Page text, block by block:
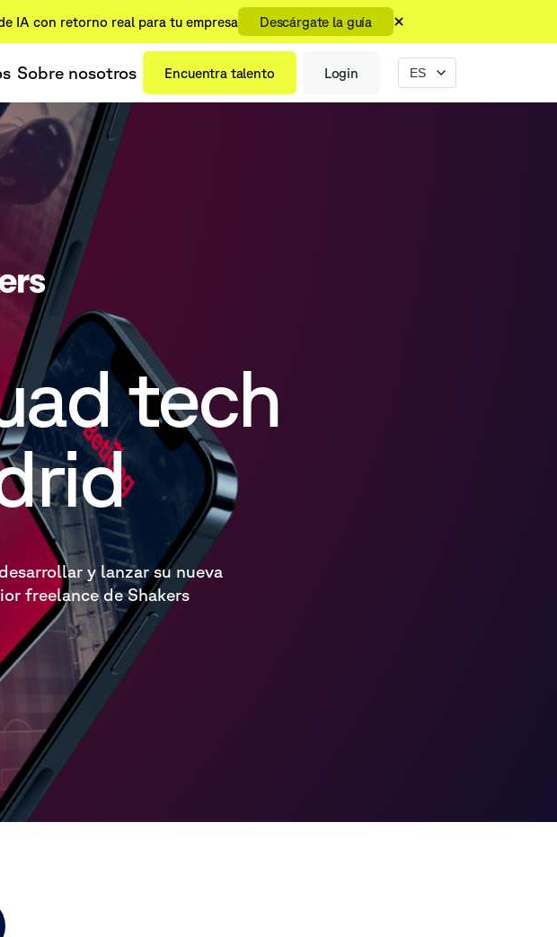
IA con retorno real para tu empresa Descárgate la guía
Sobre nosotros Encuentra talento Login
tech
y lanzar su nueva
freelance de Shakers